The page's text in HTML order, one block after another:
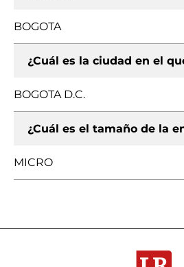
BOGOTA
¿Cuál es la ciudad en el
BOGOTA D.C.
¿Cuál es el tamaño de la
MICRO